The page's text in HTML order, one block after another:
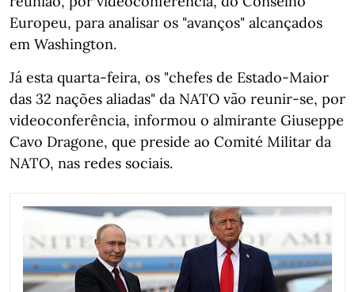
Europeu, para analisar os "avanços" alcançados
em Washington.
Já esta quarta-feira, os "chefes de Estado-Maior
das 32 nações aliadas" da NATO vão reunir-se, por
videoconferência, informou o almirante Giuseppe
Cavo Dragone, que preside ao Comité Militar da
NATO, nas redes sociais.